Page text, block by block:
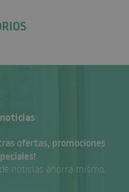
ofertas, promociones
noticias ahorra mismo.